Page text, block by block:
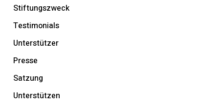
Stiftungszweck
Testimonials
Unterstützer
Presse
Satzung
Unterstützen